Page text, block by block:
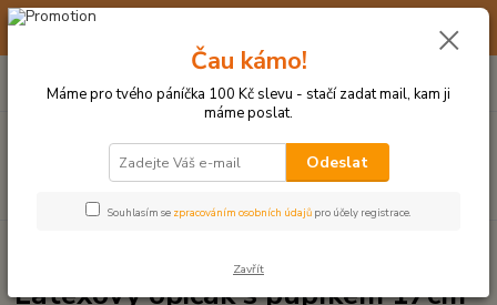
☀️ 10. - 14. SRPNA 2026 MÁME DOVOLENOU ☀️ OBJEDNÁVKY
po–pá: 9–17 hod.
za0 Kč
Latexový opičák s pupíkem 17cm
Čau kámo!
Máme pro tvého páníčka 100 Kč slevu - stačí zadat mail, kam ji
máme poslat.
Odeslat
Souhlasím se zpracováním osobních údajů pro účely registrace.
Zavřít